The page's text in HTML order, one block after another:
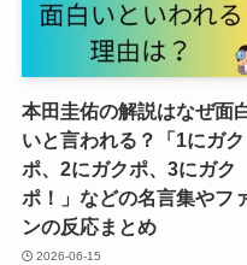
本田圭佑の解説はなぜ面
いと言われる？「1にガク
ポ、2にガクポ、3にガク
ポ！」などの名言集やフ
ンの反応まとめ
2026-06-15